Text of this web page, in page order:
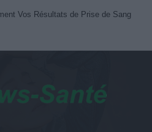
Vos Résultats de Prise de Sang